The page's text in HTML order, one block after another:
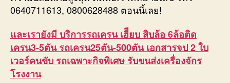
0640711613, 0800628488 ตอนนี้เลย!
และเรายังมี บริการรถเครน เฮีียบ สิบล้อ 6ล้อติด
เครน3-5ตัน รถเครน25ตัน-500ตัน เอกสารจป 2 ใบ
เวอร์คนขับ รถเฉพาะกิจพิเศษ รับขนส่งเครื่องจักร
โรงงาน